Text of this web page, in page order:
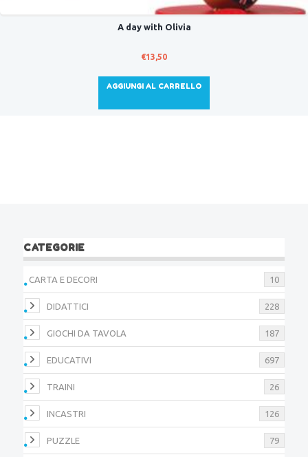
A day with Olivia
€13,50
AGGIUNGI AL CARRELLO
CATEGORIE
CARTA E DECORI 10
DIDATTICI 228
GIOCHI DA TAVOLA 187
EDUCATIVI 697
TRAINI 26
INCASTRI 126
PUZZLE 79